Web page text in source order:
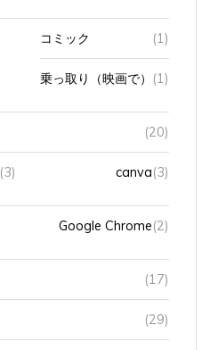
コミック (1)
乗っ取り（映画で） (1)
(20)
(3) canva(3)
Google Chrome(2)
(17)
(29)